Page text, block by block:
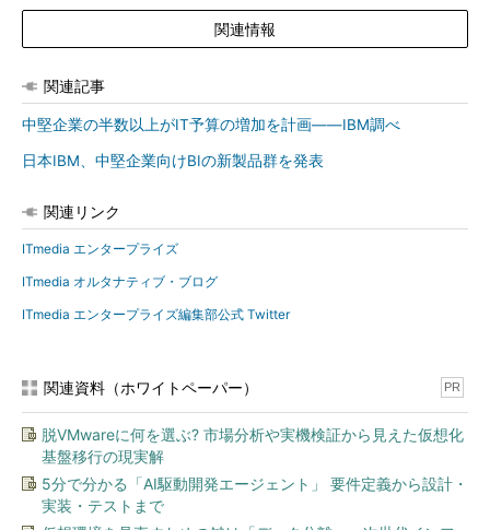
関連情報
関連記事
中堅企業の半数以上がIT予算の増加を計画――IBM調べ
日本IBM、中堅企業向けBIの新製品群を発表
関連リンク
ITmedia エンタープライズ
ITmedia オルタナティブ・ブログ
ITmedia エンタープライズ編集部公式 Twitter
関連資料（ホワイトペーパー） PR
脱VMwareに何を選ぶ? 市場分析や実機検証から見えた仮想化
基盤移行の現実解
5分で分かる「AI駆動開発エージェント」 要件定義から設計・
実装・テストまで